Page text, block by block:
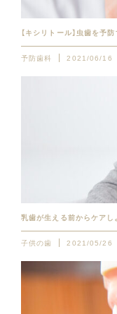
【キシリトール】虫歯を予
予防歯科 2021/06/16
乳歯が生える前からケアし
子供の歯 2021/05/26